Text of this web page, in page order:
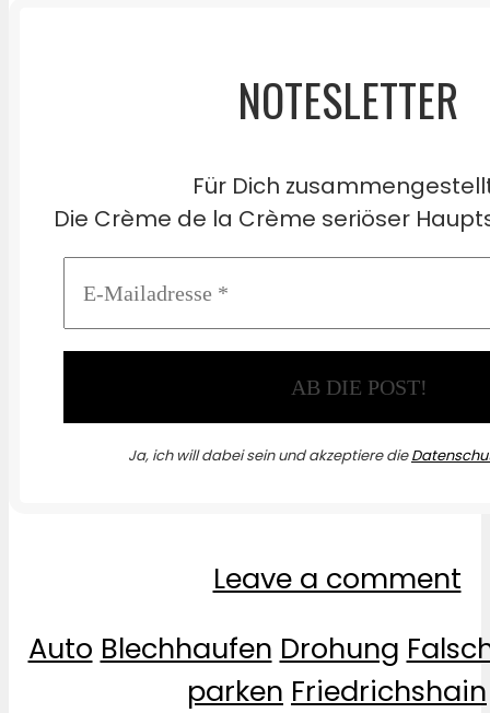
NOTESLETTER
Für Dich
Die Crème de la Crème seriöser
Ja, ich will dabei sein und akzeptiere die
Leave a comment
Auto Blechhaufen Drohung
parken Friedrichshain